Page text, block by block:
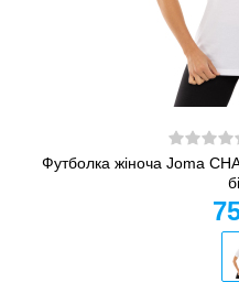
Футболка жіноча Joma